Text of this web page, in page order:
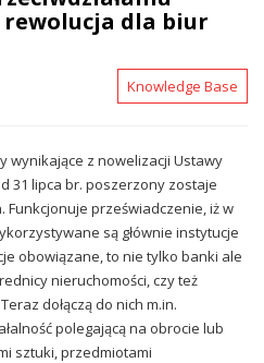
dla biur
Knowledge Base
wynikające z nowelizacji Ustawy
31 lipca br. poszerzony zostaje
przeświadczenie, iż w
są głównie instytucje
obowiązane, to nie tylko banki ale
nieruchomości, czy też
dołączą do nich m.in.
polegającą na obrocie lub
sztuki, przedmiotami